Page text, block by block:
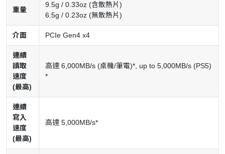
重量
9.5g / 0.33oz (含散熱片)
6.5g / 0.23oz (無散熱片)
介面 PCIe Gen4 x4
連續
讀取
速度
(最高)
高達 6,000MB/s (桌機/筆電)*, up to 5,000MB/s (PS5)
*
連續
寫入
速度
(最高)
高達 5,000MB/s*